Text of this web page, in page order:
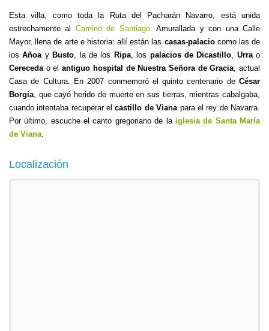
Esta villa, como toda la Ruta del Pacharán Navarro, está unida
estrechamente al Camino de Santiago. Amurallada y con una Calle
Mayor, llena de arte e historia: allí están las casas-palaciocomo las de
losAñoay Busto, la de los Ripa, los palacios de Dicastillo, Urrao
Cerecedao elantiguo hospital de Nuestra Señora de Gracia, actual
Casa de Cultura. En 2007 conmemoró el quinto centenario de César
Borgia, que cayó herido de muerte en sus tierras, mientras cabalgaba,
cuando intentaba recuperar elcastillo de Vianapara el rey de Navarra.
Por último, escuche el canto gregoriano de la iglesia de Santa María
de Viana.
Localización